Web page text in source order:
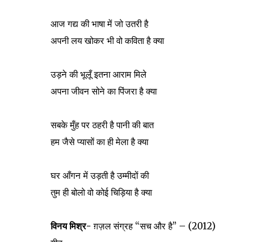
आज गद्य की भाषा में जो उतरी है
अपनी लय खोकर भी वो कविता है क्या
उड़ने की भूलूँ इतना आराम मिले
अपना जीवन सोने का पिंजरा है क्या
सबके मुँह पर ठहरी है पानी की बात
हम जैसे प्यासों का ही मेला है क्या
घर आँगन में उड़ती है उम्मीदों की
तुम ही बोलो वो कोई चिड़िया है क्या
विनय मिश्र-ग़ज़ल संग्रह “सच और है” – (2012)